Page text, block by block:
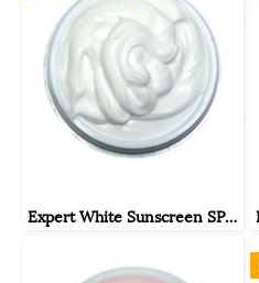
Expert White Sunscreen SPF50 PA+++ ครีมกันแดดคุมมันไม่มีรองพื้น